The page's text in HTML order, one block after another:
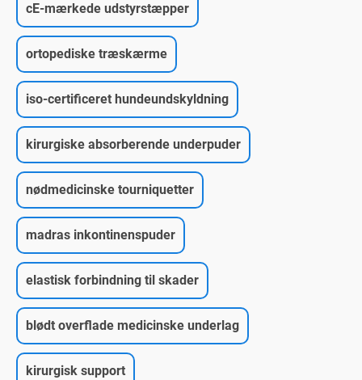
cE-mærkede udstyrstæpper
ortopediske træskærme
iso-certificeret hundeundskyldning
kirurgiske absorberende underpuder
nødmedicinske tourniquetter
madras inkontinenspuder
elastisk forbindning til skader
blødt overflade medicinske underlag
kirurgisk support